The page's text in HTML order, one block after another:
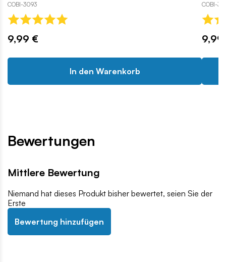
COBI-3093
9,99 €
In den Warenkorb
COBI-
9,99
Bewertungen
Mittlere Bewertung
Niemand hat dieses Produkt bisher bewertet, seien Sie der
Erste
Bewertung hinzufügen